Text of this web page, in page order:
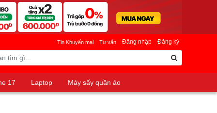
Đăng nhập Đăng ký
Tin Khuyến mại Tư vấn
17 Laptop Máy sấy quần áo